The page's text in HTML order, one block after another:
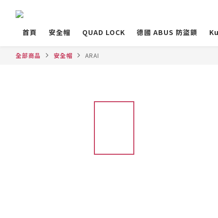
首頁 安全帽 QUAD LOCK 德國 ABUS 防盜鎖
全部商品 安全帽 ARAI